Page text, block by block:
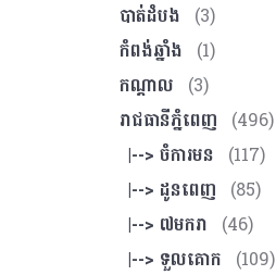
បាត់ដំបង
(3)
កំពង់ឆ្នាំង
(1)
កណ្ដាល
(3)
រាជធានីភ្នំពេញ
(496)
|--> ចំការមន
(117)
|--> ដូនពេញ
(85)
|--> ៧មករា
(46)
|--> ទួលគោក
(109)